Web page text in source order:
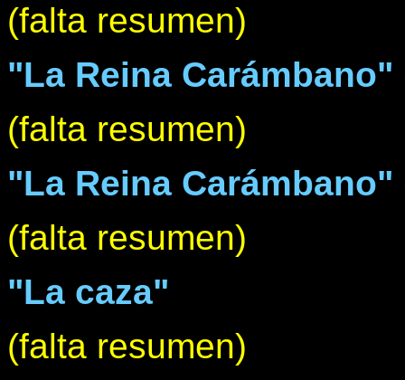
(falta resumen)
"La Reina Carámbano"
(falta resumen)
"La Reina Carámbano"
(falta resumen)
"La caza"
(falta resumen)